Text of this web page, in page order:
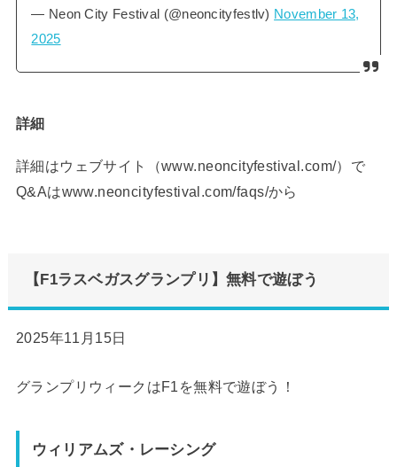
— Neon City Festival (@neoncityfestlv) November 13,
2025
詳細
詳細はウェブサイト（www.neoncityfestival.com/）で
Q&Aはwww.neoncityfestival.com/faqs/から
【F1ラスベガスグランプリ】無料で遊ぼう
2025年11月15日
グランプリウィークはF1を無料で遊ぼう！
ウィリアムズ・レーシング